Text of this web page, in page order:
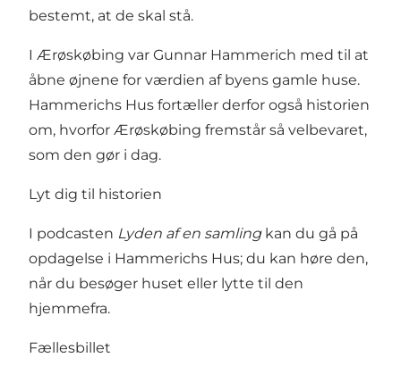
bestemt, at de skal stå.
I Ærøskøbing var Gunnar Hammerich med til at
åbne øjnene for værdien af byens gamle huse.
Hammerichs Hus fortæller derfor også historien
om, hvorfor Ærøskøbing fremstår så velbevaret,
som den gør i dag.
Lyt dig til historien
I podcasten Lyden af en samlingkan du gå på
opdagelse i Hammerichs Hus; du kan høre den,
når du besøger huset eller lytte til den
hjemmefra.
Fællesbillet